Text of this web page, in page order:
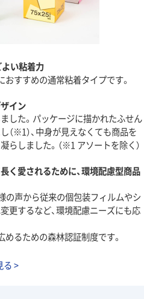
い粘着力
すすめの通常粘着タイプです。
イン
した。パッケージに描かれたふせん
※1）、中身が見えなくても商品を
しました。（※1 アソートを除く）
く愛されるために、環境配慮型商品
の声から従来の個包装フィルムやシ
更するなど、環境配慮ニーズにも応
めるための森林認証制度です。
る >